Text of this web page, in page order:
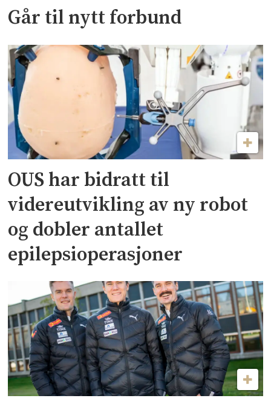
Går til nytt forbund
OUS har bidratt til
videreutvikling av ny robot
og dobler antallet
epilepsioperasjoner